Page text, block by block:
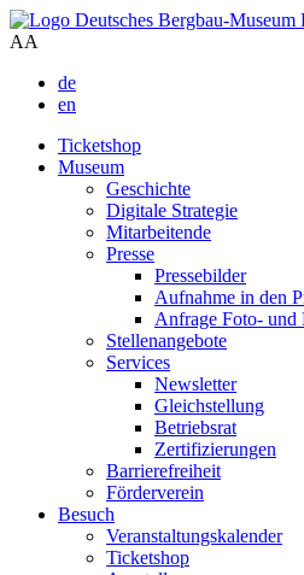
AA
de
en
Ticketshop
Museum
Geschichte
Digitale Strategie
Mitarbeitende
Presse
Pressebilder
Aufnahme in den
Anfrage Foto- und
Stellenangebote
Services
Newsletter
Gleichstellung
Betriebsrat
Zertifizierungen
Barrierefreiheit
Förderverein
Besuch
Veranstaltungskalender
Ticketshop